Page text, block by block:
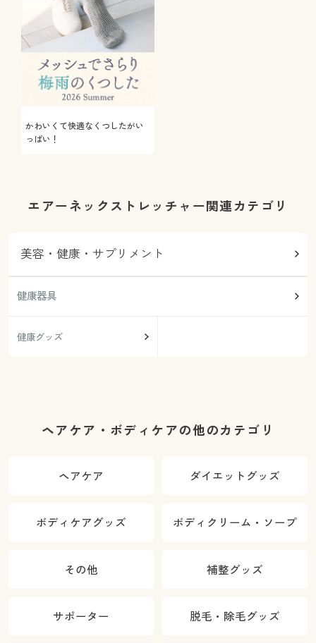
かわいくて快適なくつしたがい
っぱい！
エアーネックストレッチャー関連カテゴリ
美容・健康・サプリメント
健康器具
健康グッズ
ヘアケア・ボディケアの他のカテゴリ
ヘアケア ダイエットグッズ
ボディケアグッズ ボディクリーム・ソープ
その他 補整グッズ
サポーター 脱毛・除毛グッズ